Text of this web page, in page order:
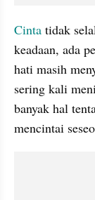
Cinta tidak
keadaan, ada
hati masih
sering kali
banyak hal
mencintai